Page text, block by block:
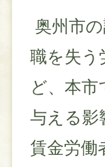
奥州市
職を失う
ど、本
与える影
賃金労働